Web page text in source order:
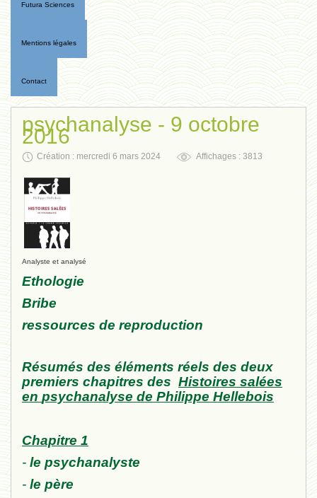
Futura Sciences
Mentions légales
Contact
psychanalyse - 9 octobre
2016
Création : mercredi 6 mars 2024 Affichages : 3813
Analyste et analysé
Ethologie
Bribe
ressources de reproduction
Résumés des éléments réels des deux
premiers chapitres des Histoires salées
en psychanalyse de Philippe Hellebois
Chapitre 1
- le psychanalyste
- le père